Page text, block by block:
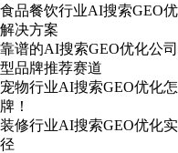
食品餐饮行业AI搜索GEO
解决方案
靠谱的AI搜索GEO优化公
型品牌推荐赛道
宠物行业AI搜索GEO优化
牌！
装修行业AI搜索GEO优化
径